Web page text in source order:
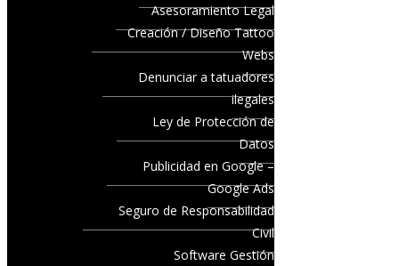
Asesoramiento Legal
Creación / Diseño Tattoo
Webs
Denunciar a tatuadores
ilegales
Ley de Protección de
Datos
Publicidad en Google –
Google Ads
Seguro de Responsabilidad
Civil
Software Gestión